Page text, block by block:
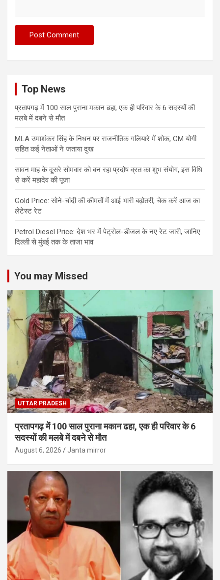
Top News
प्रतापगढ़ में 100 साल पुराना मकान ढहा, एक ही परिवार के 6 सदस्यों की
मलबे में दबने से मौत
MLA उमाशंकर सिंह के निधन पर राजनीतिक गलियारे में शोक, CM योगी
सहित कई नेताओं ने जताया दुख
सावन माह के दूसरे सोमवार को बन रहा प्रदोष व्रत का शुभ संयोग, इस विधि
से करें महादेव की पूजा
Gold Price: सोने-चांदी की कीमतों में आई भारी बढ़ोतरी, चेक करें आज का
लेटेस्ट रेट
Petrol Diesel Price: देश भर में पेट्रोल-डीजल के नए रेट जारी, जानिए
दिल्ली से मुंबई तक के ताजा भाव
You may Missed
UTTAR PRADESH
प्रतापगढ़ में 100 साल पुराना मकान ढहा, एक ही परिवार के 6
सदस्यों की मलबे में दबने से मौत
August 6, 2026 Janta mirror